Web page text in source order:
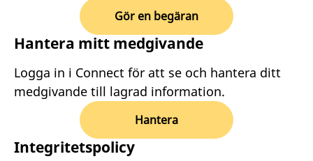
Gör en begäran
Hantera mitt medgivande
Logga in i Connect för att se och hantera ditt
medgivande till lagrad information.
Hantera
Integritetspolicy